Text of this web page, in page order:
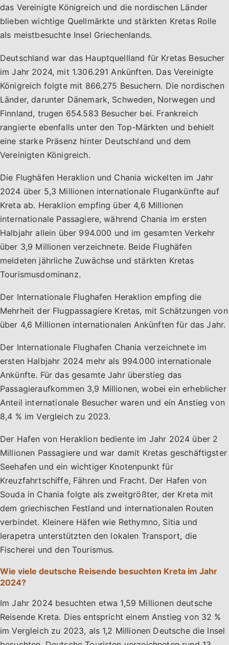
das Vereinigte Königreich und die nordischen Länder
blieben wichtige Quellmärkte und stärkten Kretas Rolle
als meistbesuchte Insel Griechenlands.
Deutschland war das Hauptquellland für Kretas Besucher
im Jahr 2024, mit 1.306.291 Ankünften. Das Vereinigte
Königreich folgte mit 866.275 Besuchern. Die nordischen
Länder, darunter Dänemark, Schweden, Norwegen und
Finnland, trugen 654.583 Besucher bei. Frankreich
rangierte ebenfalls unter den Top-Märkten und behielt
eine starke Präsenz hinter Deutschland und dem
Vereinigten Königreich.
Die Flughäfen Heraklion und Chania wickelten im Jahr
2024 über 5,3 Millionen internationale Flugankünfte auf
Kreta ab. Heraklion empfing über 4,6 Millionen
internationale Passagiere, während Chania im ersten
Halbjahr allein über 994.000 und im gesamten Verkehr
über 3,9 Millionen verzeichnete. Beide Flughäfen
meldeten jährliche Zuwächse und stärkten Kretas
Tourismusdominanz.
Der Internationale Flughafen Heraklion empfing die
Mehrheit der Flugpassagiere Kretas, mit Schätzungen von
über 4,6 Millionen internationalen Ankünften für das Jahr.
Der Internationale Flughafen Chania verzeichnete im
ersten Halbjahr 2024 mehr als 994.000 internationale
Ankünfte. Für das gesamte Jahr überstieg das
Passagieraufkommen 3,9 Millionen, wobei ein erheblicher
Anteil internationale Besucher waren und ein Anstieg von
8,4 % im Vergleich zu 2023.
Der Hafen von Heraklion bediente im Jahr 2024 über 2
Millionen Passagiere und war damit Kretas geschäftigster
Seehafen und ein wichtiger Knotenpunkt für
Kreuzfahrtschiffe, Fähren und Fracht. Der Hafen von
Souda in Chania folgte als zweitgrößter, der Kreta mit
dem griechischen Festland und internationalen Routen
verbindet. Kleinere Häfen wie Rethymno, Sitia und
Ierapetra unterstützten den lokalen Transport, die
Fischerei und den Tourismus.
Wie viele deutsche Reisende besuchten Kreta im Jahr
2024?
Im Jahr 2024 besuchten etwa 1,59 Millionen deutsche
Reisende Kreta. Dies entspricht einem Anstieg von 32 %
im Vergleich zu 2023, als 1,2 Millionen Deutsche die Insel